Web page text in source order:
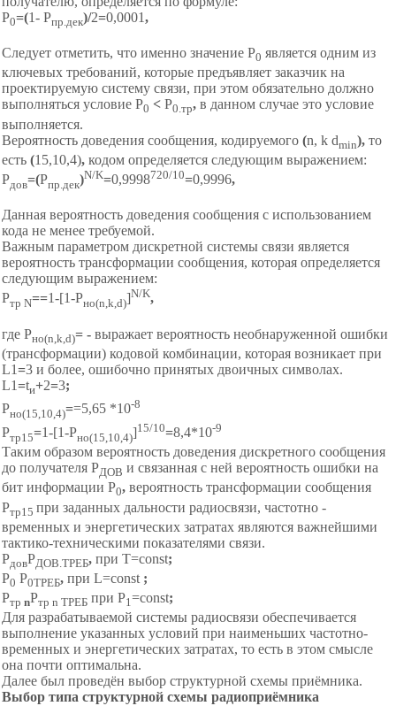
Р0=(1- Рпр.дек)/2=0,0001,
Следует отметить, что именно значение Р0 является одним из
ключевых требований, которые предъявляет заказчик на
проектируемую систему связи, при этом обязательно должно
выполняться условие Р0 < Р0.тр, в данном случае это условие
выполняется.
Вероятность доведения сообщения, кодируемого (n, k dmin), то
есть (15,10,4), кодом определяется следующим выражением:
Рдов=(Рпр.дек)N/K=0,9998720/10=0,9996,
Данная вероятность доведения сообщения с использованием
кода не менее требуемой.
Важным параметром дискретной системы связи является
вероятность трансформации сообщения, которая определяется
следующим выражением:
Ртр N==1-[1-Pно(n,k,d)]N/K,
где Pно(n,k,d)= - выражает вероятность необнаруженной ошибки
(трансформации) кодовой комбинации, которая возникает при
L1=3 и более, ошибочно принятых двоичных символах.
L1=tи+2=3;
Рно(15,10,4)==5,65 *10-8
Ртр15=1-[1-Pно(15,10,4)]15/10=8,4*10-9
Таким образом вероятность доведения дискретного сообщения
до получателя РДОВ и связанная с ней вероятность ошибки на
бит информации Р0, вероятность трансформации сообщения
Ртр15 при заданных дальности радиосвязи, частотно -
временных и энергетических затратах являются важнейшими
тактико-техническими показателями связи.
PдовPДОВ.ТРЕБ, при Т=const;
Р0 Р0ТРЕБ, при L=const ;
Ртр nРтр n ТРЕБ при Р1=const;
Для разрабатываемой системы радиосвязи обеспечивается
выполнение указанных условий при наименьших частотно-
временных и энергетических затратах, то есть в этом смысле
она почти оптимальна.
Далее был проведён выбор структурной схемы приёмника.
Выбор типа структурной схемы радиоприёмника